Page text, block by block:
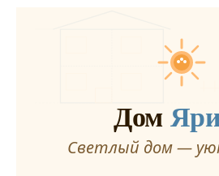
Дом
Светлый дом —